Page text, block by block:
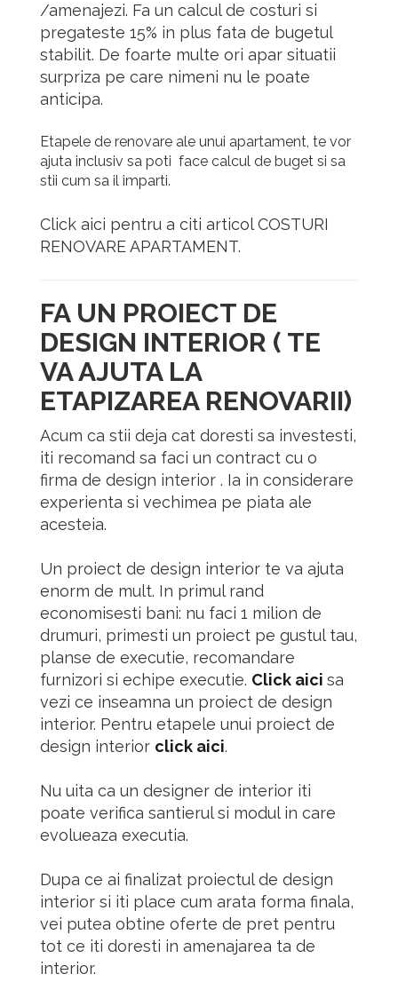
/amenajezi. Fa un calcul de costuri si
pregateste 15% in plus fata de bugetul
stabilit. De foarte multe ori apar situatii
surpriza pe care nimeni nu le poate
anticipa.
Etapele de renovare ale unui apartament, te vor
ajuta inclusiv sa poti face calcul de buget si sa
stii cum sa il imparti.
Click aici pentru a citi articol COSTURI
RENOVARE APARTAMENT.
FA UN PROIECT DE
DESIGN INTERIOR ( TE
VA AJUTA LA
ETAPIZAREA RENOVARII)
Acum ca stii deja cat doresti sa investesti,
iti recomand sa faci un contract cu o
firma de design interior . Ia in considerare
experienta si vechimea pe piata ale
acesteia.
Un proiect de design interior te va ajuta
enorm de mult. In primul rand
economisesti bani: nu faci 1 milion de
drumuri, primesti un proiect pe gustul tau,
planse de executie, recomandare
furnizori si echipe executie. Click aici sa
vezi ce inseamna un proiect de design
interior. Pentru etapele unui proiect de
design interior click aici.
Nu uita ca un designer de interior iti
poate verifica santierul si modul in care
evolueaza executia.
Dupa ce ai finalizat proiectul de design
interior si iti place cum arata forma finala,
vei putea obtine oferte de pret pentru
tot ce iti doresti in amenajarea ta de
interior.